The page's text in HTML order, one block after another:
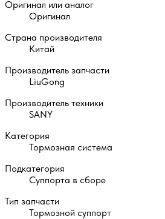
Оригинал или аналог
Оригинал
Страна производителя
Китай
Производитель запчасти
LiuGong
Производитель техники
SANY
Категория
Тормозная система
Подкатегория
Суппорта в сборе
Тип запчасти
Тормозной суппорт